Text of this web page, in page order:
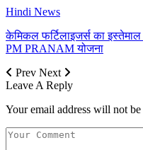
Hindi News
केमिकल फर्टिलाइजर्स का
PM PRANAM योजना
Prev Next
Leave A Reply
Your email address will not